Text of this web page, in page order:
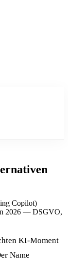
Copilot)
2026 — DSGVO,
KI-Moment
Name